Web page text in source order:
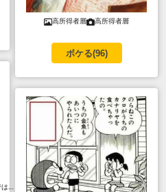
…
高所得者層 高所得者層
ボケる(96)